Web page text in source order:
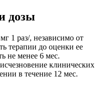
дозы
1 раз/, независимо от
терапии до оценки ее
не менее 6 мес.
клинических
в течение 12 мес.